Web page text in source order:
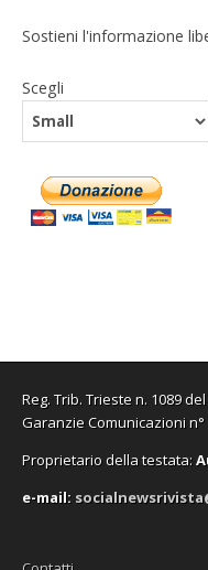
Sostieni l'informazione
Scegli
Reg. Trib. Trieste n. 1089
Garanzie Comunicazioni n°
Proprietario della testata:A
e-mail: